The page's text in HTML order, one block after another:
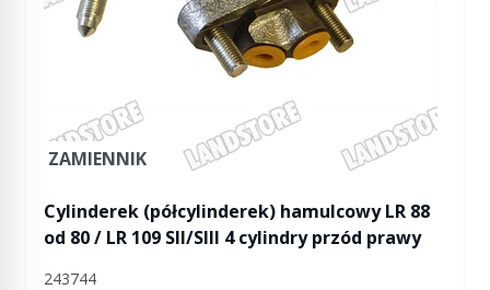
ZAMIENNIK
Cylinderek (półcylinderek) hamulcowy LR 88
od 80 / LR 109 SII/SIII 4 cylindry przód prawy
243744